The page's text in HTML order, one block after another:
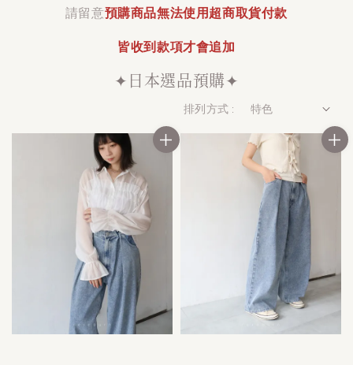
請留意預購商品無法使用超商取貨付款
皆收到款項才會追加
✦日本選品預購✦
排列方式 :